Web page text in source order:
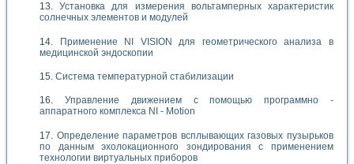
Установка для измерения вольтамперных характеристик
солнечных элементов и модулей
Применение NI VISION для геометрического анализа в
медицинской эндоскопии
Система температурной стабилизации
Управление движением с помощью программно -
аппаратного комплекса NI - Motion
Определение параметров всплывающих газовых пузырьков
по данным эхолокационного зондирования с применением
технологии виртуальных приборов